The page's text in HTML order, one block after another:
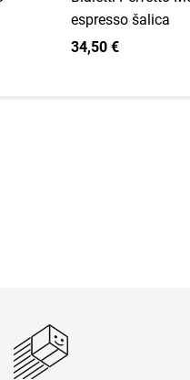
espresso šalica
34,50 €